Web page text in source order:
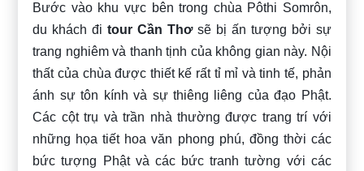
Bước vào khu vực bên trong chùa Pôthi Somrôn,
du khách đitour Cần Thơsẽ bị ấn tượng bởi sự
trang nghiêm và thanh tịnh của không gian này. Nội
thất của chùa được thiết kế rất tỉ mỉ và tinh tế, phản
ánh sự tôn kính và sự thiêng liêng của đạo Phật.
Các cột trụ và trần nhà thường được trang trí với
những họa tiết hoa văn phong phú, đồng thời các
bức tượng Phật và các bức tranh tường với các